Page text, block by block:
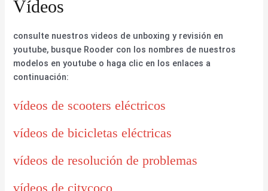
Vídeos
consulte nuestros videos de unboxing y revisión en
youtube, busque Rooder con los nombres de nuestros
modelos en youtube o haga clic en los enlaces a
continuación:
vídeos de scooters eléctricos
vídeos de bicicletas eléctricas
vídeos de resolución de problemas
vídeos de citycoco